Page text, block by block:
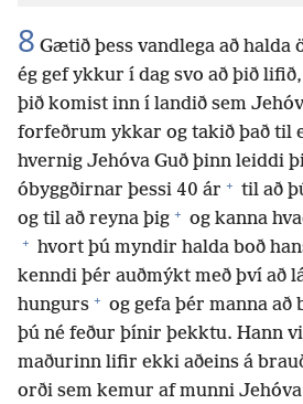
8 Gætið þess vandlega að halda
ég gef ykkur í dag svo að þið lifið,
þið komist inn í landið sem
forfeðrum ykkar og takið það til
hvernig Jehóva Guð þinn leiddi
óbyggðirnar þessi 40 ár + til að
og til að reyna þig + og kanna
+ hvort þú myndir halda boð
kenndi þér auðmýkt með því að
hungurs + og gefa þér manna að
þú né feður þínir þekktu. Hann
maðurinn lifir ekki aðeins á
orði sem kemur af munni